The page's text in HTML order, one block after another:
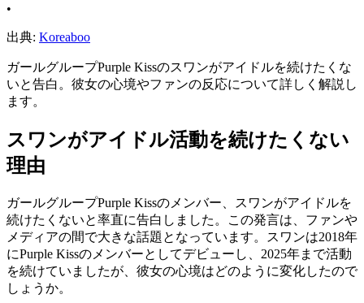
•
出典: Koreaboo
ガールグループPurple Kissのスワンがアイドルを続けたくな
いと告白。彼女の心境やファンの反応について詳しく解説し
ます。
スワンがアイドル活動を続けたくない
理由
ガールグループPurple Kissのメンバー、スワンがアイドルを
続けたくないと率直に告白しました。この発言は、ファンや
メディアの間で大きな話題となっています。スワンは2018年
にPurple Kissのメンバーとしてデビューし、2025年まで活動
を続けていましたが、彼女の心境はどのように変化したので
しょうか。